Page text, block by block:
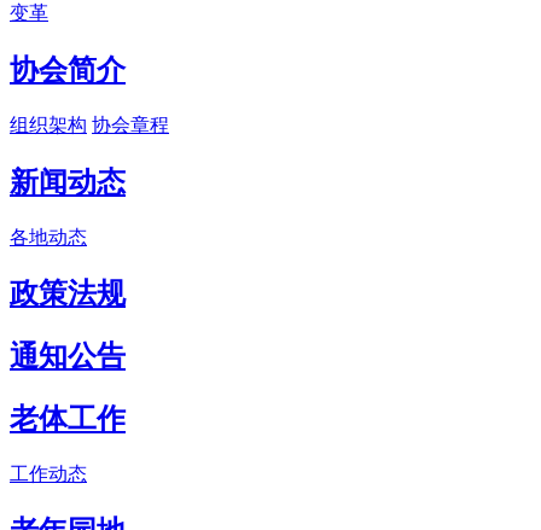
变革
协会简介
组织架构 协会章程
新闻动态
各地动态
政策法规
通知公告
老体工作
工作动态